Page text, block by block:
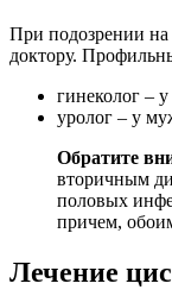
При подозрении на
доктору.
гинеколог –
уролог – у
Обратите
вторичным
половых
причем,
Лечение